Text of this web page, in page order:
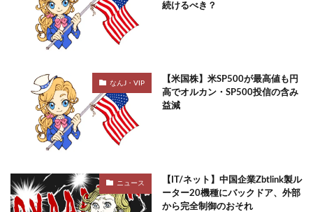
続けるべき？
なんJ・VIP
【米国株】米SP500が最高値も円
高でオルカン・SP500投信の含み
益減
ニュース
【IT/ネット】中国企業Zbtlink製ル
ーター20機種にバックドア、外部
から完全制御のおそれ